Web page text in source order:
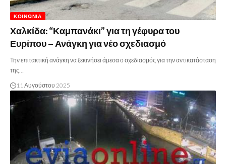
ΚΟΙΝΩΝΊΑ
Χαλκίδα: “Καμπανάκι” για τη γέφυρα του
Ευρίπου – Ανάγκη για νέο σχεδιασμό
Την επιτακτική ανάγκη να ξεκινήσει άμεσα ο σχεδιασμός για την αντικατάσταση
της…
11 Αυγούστου 2025